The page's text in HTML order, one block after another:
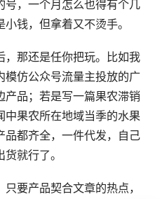
号，一个月怎么也得有个几
钱，但拿着又不烫手。
，那还是任你把玩。比如我
模仿公众号流量主投放的广
产品；若是写一篇果农滞销
中果农所在地域当季的水果
品都齐全，一件代发，自己
就行了。
要产品契合文章的热点，